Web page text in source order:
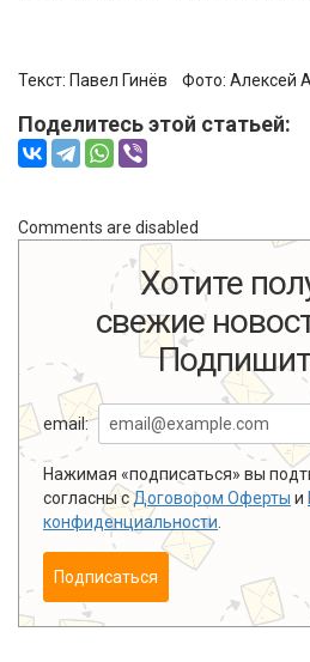
Текст: Павел Гинёв Фото: Алексей
Поделитесь этой статьей:
Comments are disabled
Хотите
свежие
email:
Нажимая «подписаться» вы
согласны сДоговором Оферты и
конфиденциальности.
Подписаться